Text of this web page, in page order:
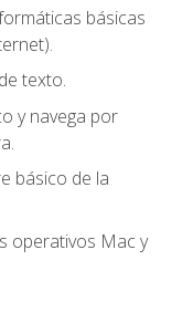
básicas
texto.
y navega por
básico de la
operativos Mac y